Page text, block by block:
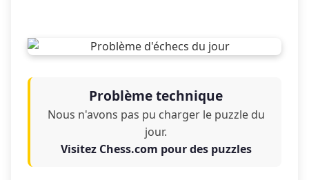
Problème technique
Nous n'avons pas pu charger le puzzle du
jour.
Visitez Chess.com pour des puzzles